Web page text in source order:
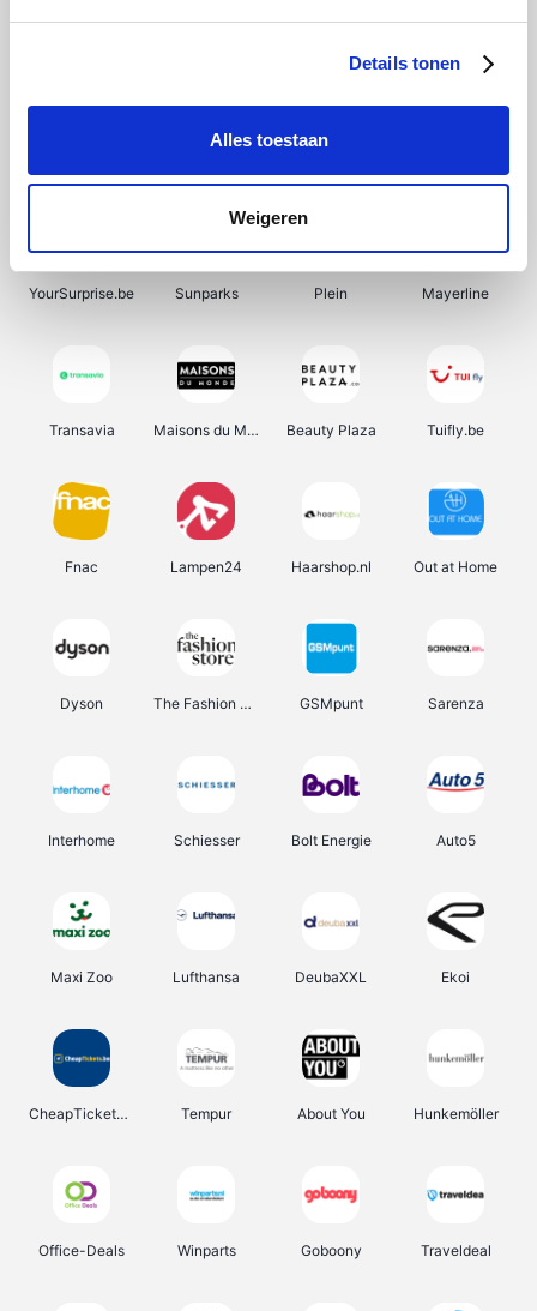
Details tonen
Alles toestaan
Weigeren
SupraBazar Shein Bergfreunde Smartwatchbanden
YourSurprise.be Sunparks Plein Mayerline
Transavia Maisons du Monde Beauty Plaza Tuifly.be
Fnac Lampen24 Haarshop.nl Out at Home
Dyson The Fashion Store GSMpunt Sarenza
Interhome Schiesser Bolt Energie Auto5
Maxi Zoo Lufthansa DeubaXXL Ekoi
CheapTickets.be Tempur About You Hunkemöller
Office-Deals Winparts Goboony Traveldeal